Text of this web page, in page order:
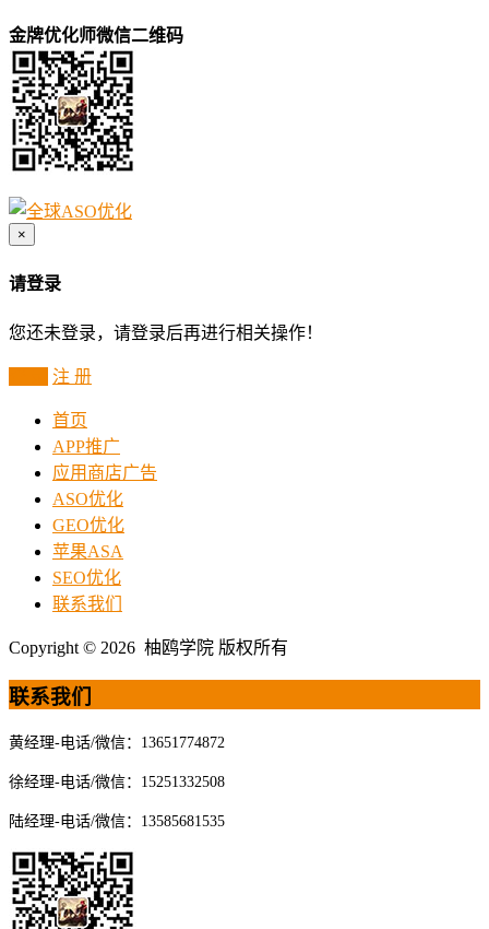
金牌优化师微信二维码
×
请登录
您还未登录，请登录后再进行相关操作！
注 册
首页
APP推广
应用商店广告
ASO优化
GEO优化
苹果ASA
SEO优化
联系我们
Copyright © 2026 柚鸥学院 版权所有
联系我们
黄经理-电话/微信：13651774872
徐经理-电话/微信：15251332508
陆经理-电话/微信：13585681535